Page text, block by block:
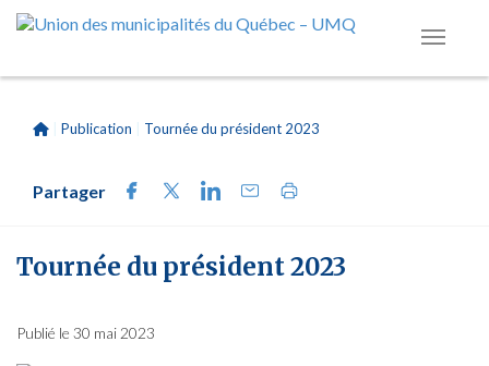
Publication Tournée du président 2023
Partager
Tournée du président 2023
Publié le 30 mai 2023